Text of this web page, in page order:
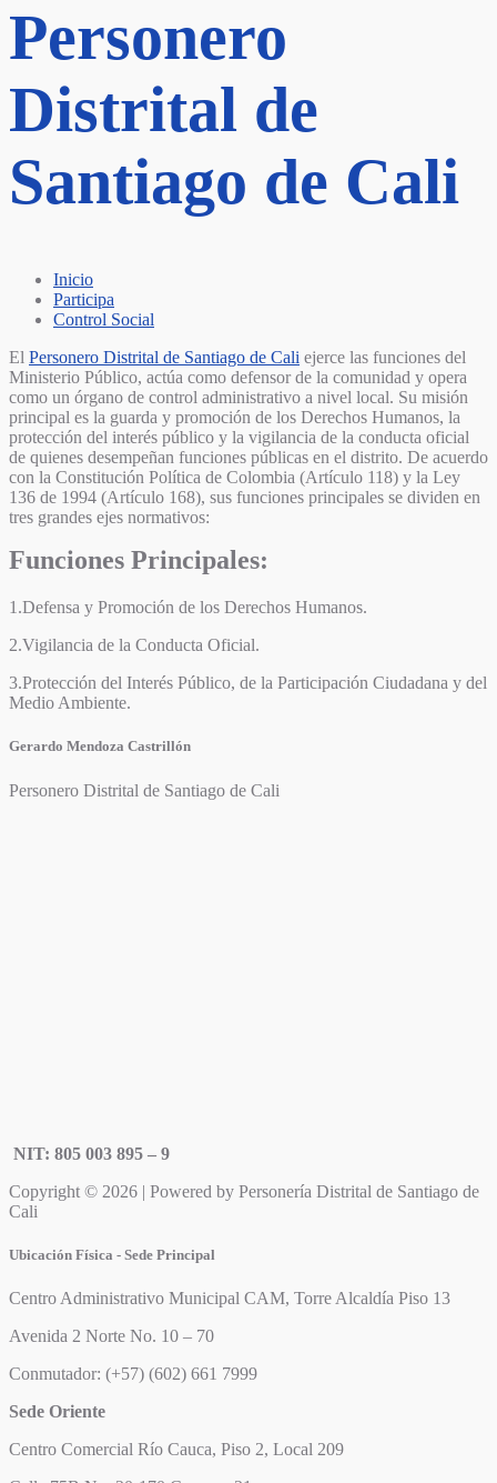
Personero
Distrital de
Santiago de Cali
Inicio
Participa
Control Social
El Personero Distrital de Santiago de Cali ejerce las funciones del
Ministerio Público, actúa como defensor de la comunidad y opera
como un órgano de control administrativo a nivel local. Su misión
principal es la guarda y promoción de los Derechos Humanos, la
protección del interés público y la vigilancia de la conducta oficial
de quienes desempeñan funciones públicas en el distrito. De acuerdo
con la Constitución Política de Colombia (Artículo 118) y la Ley
136 de 1994 (Artículo 168), sus funciones principales se dividen en
tres grandes ejes normativos:
Funciones Principales:
1.Defensa y Promoción de los Derechos Humanos.
2.Vigilancia de la Conducta Oficial.
3.Protección del Interés Público, de la Participación Ciudadana y del
Medio Ambiente.
Gerardo Mendoza Castrillón
Personero Distrital de Santiago de Cali
NIT: 805 003 895 – 9
Copyright © 2026 | Powered by Personería Distrital de Santiago de
Cali
Ubicación Física - Sede Principal
Centro Administrativo Municipal CAM, Torre Alcaldía Piso 13
Avenida 2 Norte No. 10 – 70
Conmutador: (+57) (602) 661 7999
Sede Oriente
Centro Comercial Río Cauca, Piso 2, Local 209